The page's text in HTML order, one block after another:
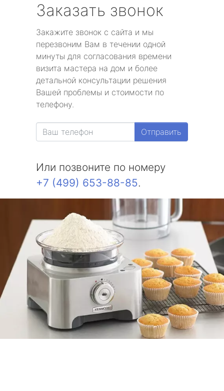
Заказать звонок
Закажите звонок с сайта и мы
перезвоним Вам в течении одной
минуты для согласования времени
визита мастера на дом и более
детальной консультации решения
Вашей проблемы и стоимости по
телефону.
Отправить
Или позвоните по номеру
+7 (499) 653-88-85.